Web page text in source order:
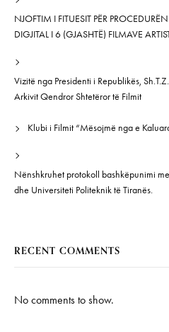
NJOFTIM I FITUESIT PËR
DIGJITAL I 6 (GJASHTË) FILMAVE
Vizitë nga Presidenti i Republikës,
Arkivit Qendror Shtetëror të Filmit
Klubi i Filmit “Mësojmë nga e
Nënshkruhet protokoll bashkëpunimi
dhe Universiteti Politeknik të Tiranës.
RECENT COMMENTS
No comments to show.